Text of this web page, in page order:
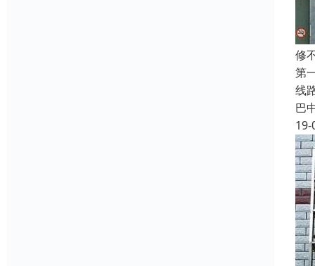
修
第
线
巴
19-